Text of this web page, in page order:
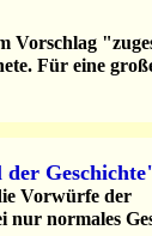
Vorschlag
Für eine
Vorwürfe der
nur normales